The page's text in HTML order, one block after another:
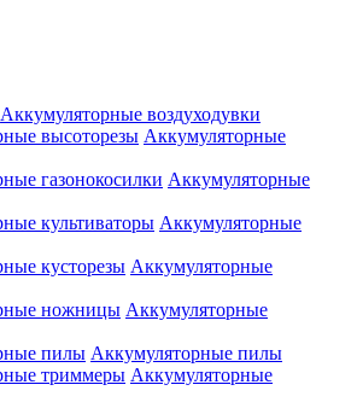
Аккумуляторные воздуходувки
Аккумуляторные
Аккумуляторные
Аккумуляторные
Аккумуляторные
Аккумуляторные
Аккумуляторные пилы
Аккумуляторные